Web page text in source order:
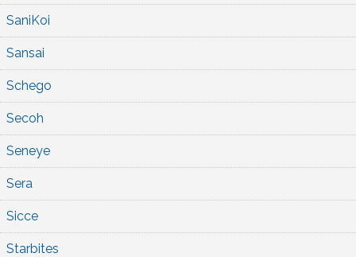
SaniKoi
Sansai
Schego
Secoh
Seneye
Sera
Sicce
Starbites